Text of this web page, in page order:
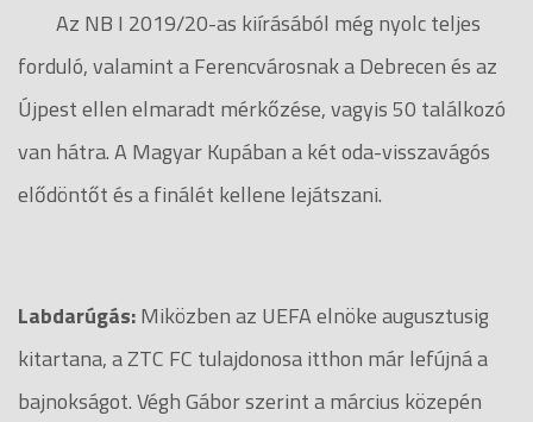
Az NB I 2019/20-as kiírásából még nyolc teljes
forduló, valamint a Ferencvárosnak a Debrecen és az
Újpest ellen elmaradt mérkőzése, vagyis 50 találkozó
van hátra. A Magyar Kupában a két oda-visszavágós
elődöntőt és a finálét kellene lejátszani.
Labdarúgás:Miközben az UEFA elnöke augusztusig
kitartana, a ZTC FC tulajdonosa itthon már lefújná a
bajnokságot. Végh Gábor szerint a március közepén